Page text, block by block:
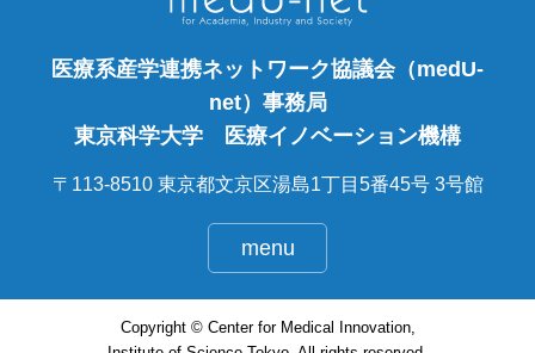
医療系産学連携ネットワーク協議会（medU-
net）事務局
東京科学大学 医療イノベーション機構
〒113-8510 東京都文京区湯島1丁目5番45号 3号館
menu
Copyright © Center for Medical Innovation,